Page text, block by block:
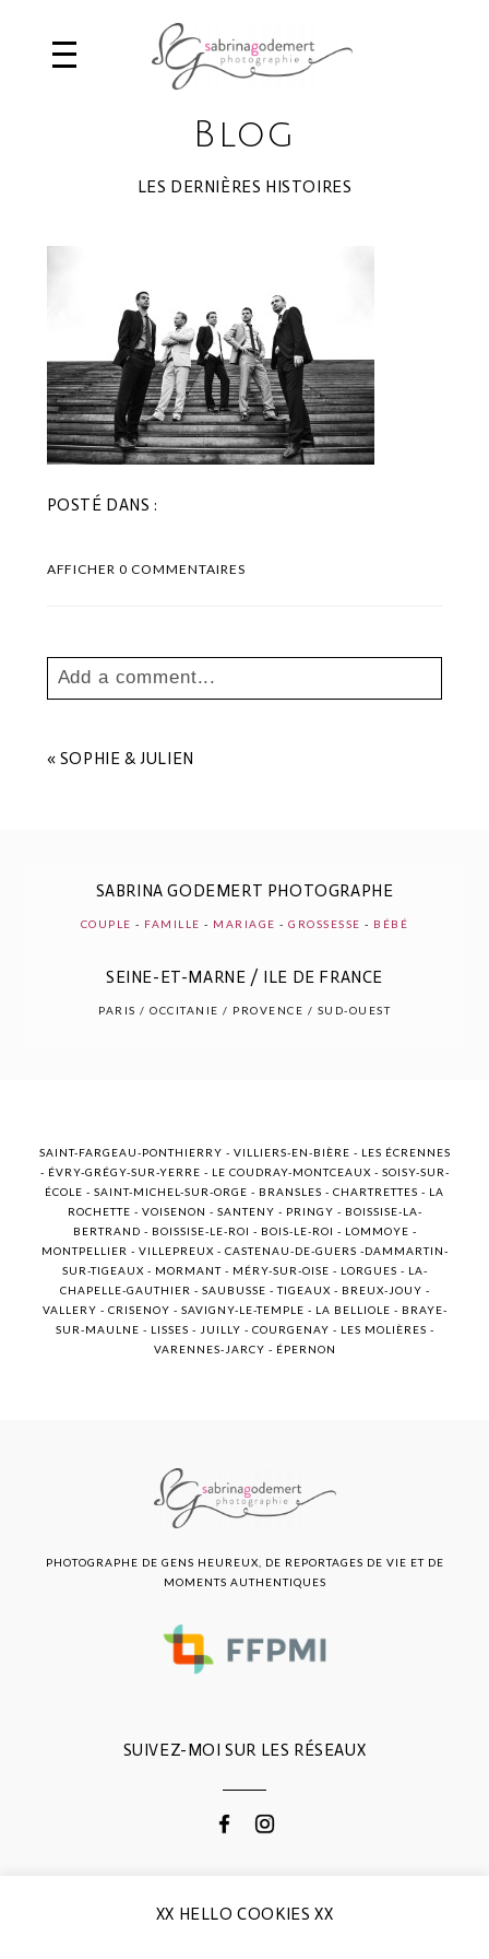
Blog
LES DERNIÈRES HISTOIRES
POSTÉ DANS :
AFFICHER0 COMMENTAIRES
Add a comment...
Les champs marqués sont requis *
POST COMMENT
« SOPHIE & JULIEN
SABRINA GODEMERT PHOTOGRAPHE
COUPLE - FAMILLE - MARIAGE -GROSSESSE - BÉBÉ
SEINE-ET-MARNE / ILE DE FRANCE
PARIS / OCCITANIE / PROVENCE / SUD-OUEST
SAINT-FARGEAU-PONTHIERRY - VILLIERS-EN-BIÈRE - LES ÉCRENNES
- ÉVRY-GRÉGY-SUR-YERRE - LE COUDRAY-MONTCEAUX - SOISY-SUR-
ÉCOLE - SAINT-MICHEL-SUR-ORGE - BRANSLES - CHARTRETTES - LA
ROCHETTE - VOISENON - SANTENY - PRINGY - BOISSISE-LA-
BERTRAND - BOISSISE-LE-ROI - BOIS-LE-ROI - LOMMOYE -
MONTPELLIER - VILLEPREUX - CASTENAU-DE-GUERS -DAMMARTIN-
SUR-TIGEAUX - MORMANT - MÉRY-SUR-OISE - LORGUES - LA-
CHAPELLE-GAUTHIER - SAUBUSSE - TIGEAUX - BREUX-JOUY -
VALLERY - CRISENOY - SAVIGNY-LE-TEMPLE - LA BELLIOLE - BRAYE-
SUR-MAULNE - LISSES - JUILLY - COURGENAY - LES MOLIÈRES -
VARENNES-JARCY - ÉPERNON
SUIVEZ-MOI SUR LES RÉSEAUX
PHOTOGRAPHE DE GENS HEUREUX, DE REPORTAGES DE VIE ET DE
MOMENTS AUTHENTIQUES
CONTACTEZ-MOI
XX HELLO COOKIES XX